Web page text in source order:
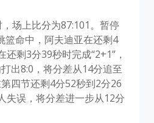
场上比分为87:101。暂停
篮命中，阿夫迪亚在还剩4
剩3分39秒时完成“2+1”，
出8:0，将分差从14分追至
四节还剩4分52秒到2分26
失误，将分差进一步从12分